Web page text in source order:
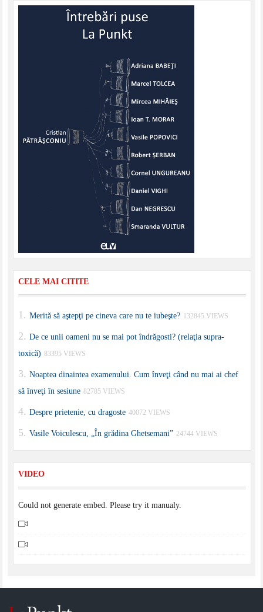
CELE MAI CITITE
Merită să aştepţi pe cineva care nu te iubeşte? 132845 VIEWS
De ce unii oameni nu se mai pot îndrăgosti? (relaţia supra-
toxică) 83395 VIEWS
Noaptea dinaintea examenului. Cum înveţi când nu mai ai chef
să înveţi în sesiune 82785 VIEWS
Despre prietenie, cu dragoste 40072 VIEWS
Vasile Voiculescu, „În grădina Ghetsemani” 24744 VIEWS
VIDEO
Could not generate embed. Please try it manualy.